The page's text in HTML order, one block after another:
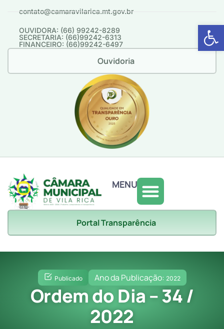
Abrir
contato@camaravilarica.mt.gov.br
OUVIDORA: (66) 99242-8289
SECRETARIA: (66)99242-6313
FINANCEIRO: (66)99242-6497
Ouvidoria
MENU
Portal Transparência
Publicado Ano da Publicação: 2022
Ordem do Dia – 34 /
2022